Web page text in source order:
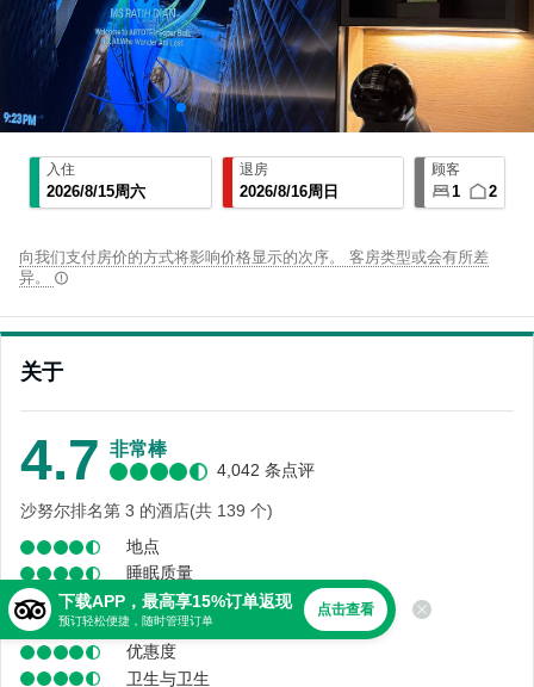
向我们支付房价的方式将影响价格显示的次序。 客房类型或会有所差
异。
入住
2026/8/15周六
退房
2026/8/16周日
顾客
1 2
关于
4.7 非常棒
4,042 条点评
沙努尔排名第 3 的酒店(共 139 个)
地点
睡眠质量
舒适度
服务
优惠度
卫生与卫生
下载APP，最高享15%订单返现
预订轻松便捷，随时管理订单
点击查看